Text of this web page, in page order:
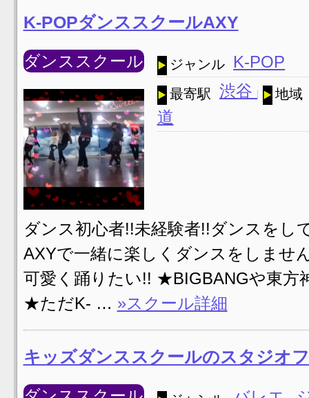
K-POPダンススクールAXY
ダンススクール ジャンル K-POP
最寄駅 渋谷 地域
道
ダンス初心者!!未経験者!!ダンスをし
AXYで一緒に楽しくダンスをしませ
可愛く踊りたい!! ★BIGBANGや東方
★ただK- … »スクール詳細
キッズダンススクールのスタジオ